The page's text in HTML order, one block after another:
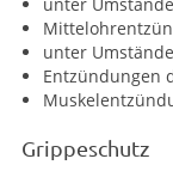
unter
Entzündungen
Grippeschutz